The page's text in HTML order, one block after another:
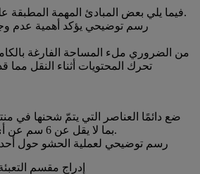
فيما يلي بعض المبادئ المهمة المطبقة على رزم محتويات شحنتك.
من الضروري ملء المساحة الفارغة
تحرك المحتويات أثناء النقل
ضع دائمًا العناصر التي يتمّ شحنها في
بما لا يقل عن 6 سم عن أي جدران أو زوايا خارجية.